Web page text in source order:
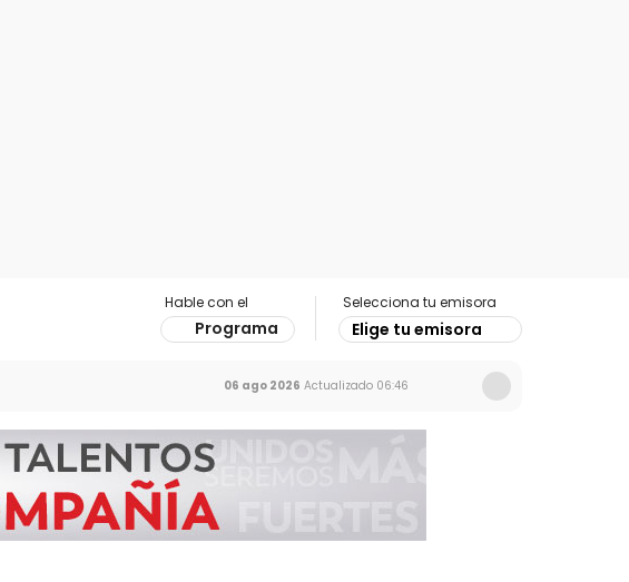
Hable con el
Programa
Selecciona tu emisora
Elige tu emisora
06 ago 2026 Actualizado 06:46